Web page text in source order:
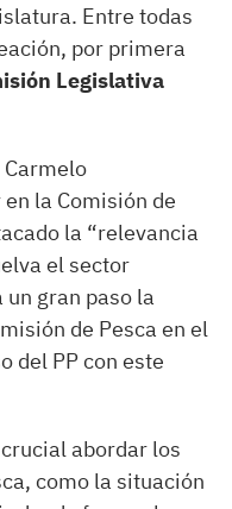
Entre todas
por primera
Legislativa
Carmelo
la Comisión de
la “relevancia
el sector
un gran paso la
de Pesca en el
del PP con este
abordar los
como la situación